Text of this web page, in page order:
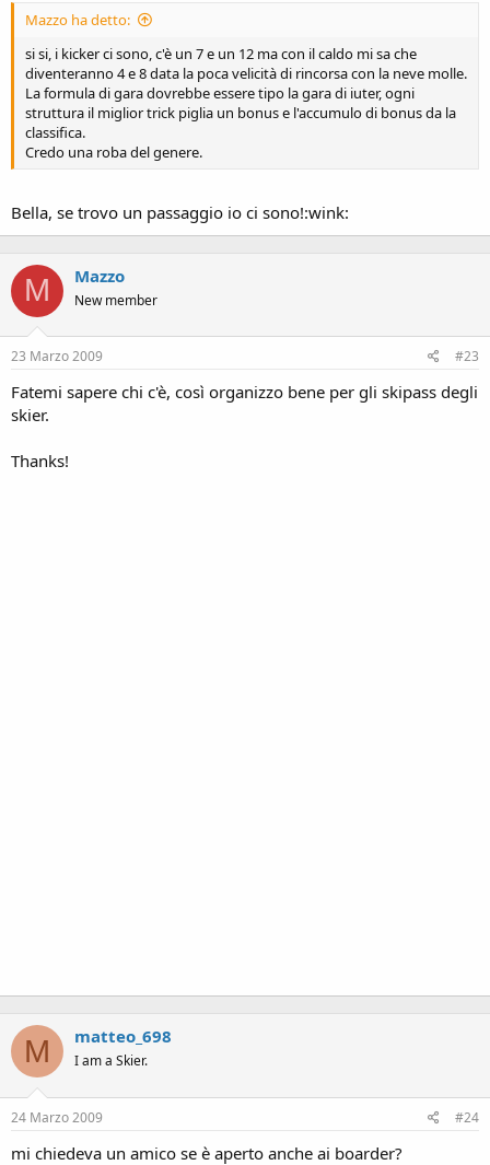
Mazzo ha detto:
si si, i kicker ci sono, c'è un 7 e un 12 ma con il caldo mi sa che
diventeranno 4 e 8 data la poca velicità di rincorsa con la neve molle.
La formula di gara dovrebbe essere tipo la gara di iuter, ogni
struttura il miglior trick piglia un bonus e l'accumulo di bonus da la
classifica.
Credo una roba del genere.
Bella, se trovo un passaggio io ci sono!:wink:
M Mazzo
New member
23 Marzo 2009 #23
Fatemi sapere chi c'è, così organizzo bene per gli skipass degli
skier.
Thanks!
M matteo_698
I am a Skier.
24 Marzo 2009 #24
mi chiedeva un amico se è aperto anche ai boarder?